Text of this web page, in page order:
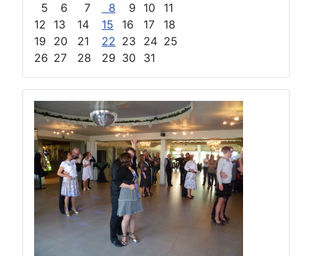
5
6 7 8 9 10
11
12
13 14 15 16 17
18
19
20 21 22 23 24 25
26 27 28 29 30 31